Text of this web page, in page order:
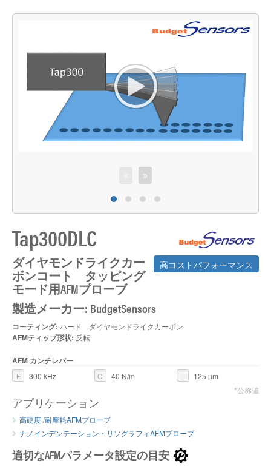
Tap300DLC
高コストパフォーマンス
ダイヤモンドライクカー
ボンコート タッピング
モード用AFMプローブ
製造メーカー: BudgetSensors
コーティング: ハード ダイヤモンドライクカーボン
AFMティップ形状: 反転
AFM カンチレバー
F 300 kHz C 40 N/m L
125 µm
*公称値
アプリケーション
高硬度 /耐摩耗AFMプローブ
ナノインデンテーション・リソグラフィAFMプローブ
適切なAFMパラメータ設定の目安